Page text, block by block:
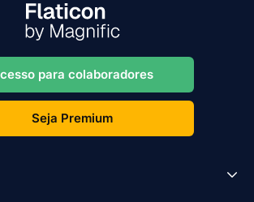
para colaboradores
Seja Premium